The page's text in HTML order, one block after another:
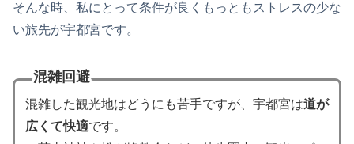
そんな時、私にとって条件が良くもっともストレスの少な
い旅先が宇都宮です。
混雑回避
混雑した観光地はどうにも苦手ですが、宇都宮は道が
広くて快適です。